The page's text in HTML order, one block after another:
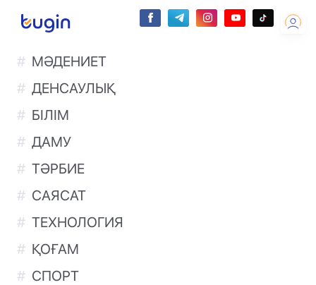
МӘДЕНИЕТ
ДЕНСАУЛЫҚ
БІЛІМ
ДАМУ
ТӘРБИЕ
САЯСАТ
ТЕХНОЛОГИЯ
ҚОҒАМ
СПОРТ